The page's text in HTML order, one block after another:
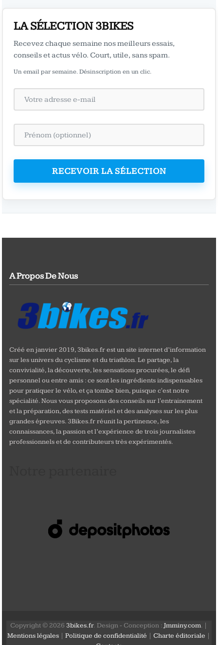
LA SÉLECTION 3BIKES
Recevez chaque semaine nos meilleurs essais,
conseils et actus vélo. Court, utile, sans spam.
Un email par semaine. Désinscription en un clic.
RECEVOIR LA SÉLECTION
A Propos De Nous
Créé en janvier 2019, 3bikes.fr est un site internet d’information
sur les univers du cyclisme et du triathlon. Le partage, la
convivialité, la découverte, les sensations procurées, le défi
personnel ou entre amis : ce sont les ingrédients indispensables
pour pratiquer le vélo, et ça tombe bien, puisque c'est notre
spécialité. Nous vous proposons des conseils sur l'entrainement
et la préparation, des tests matériel et des analyses sur les plus
grandes épreuves. 3Bikes.fr réunit la pertinence, les
connaissances, la passion et l’expérience de trois journalistes
professionnels et de contributeurs très expérimentés.
Copyright © 2026 3bikes.fr. Design - Conception :Jmminy.com. |
Mentions légales |Politique de confidentialité |Charte éditoriale |